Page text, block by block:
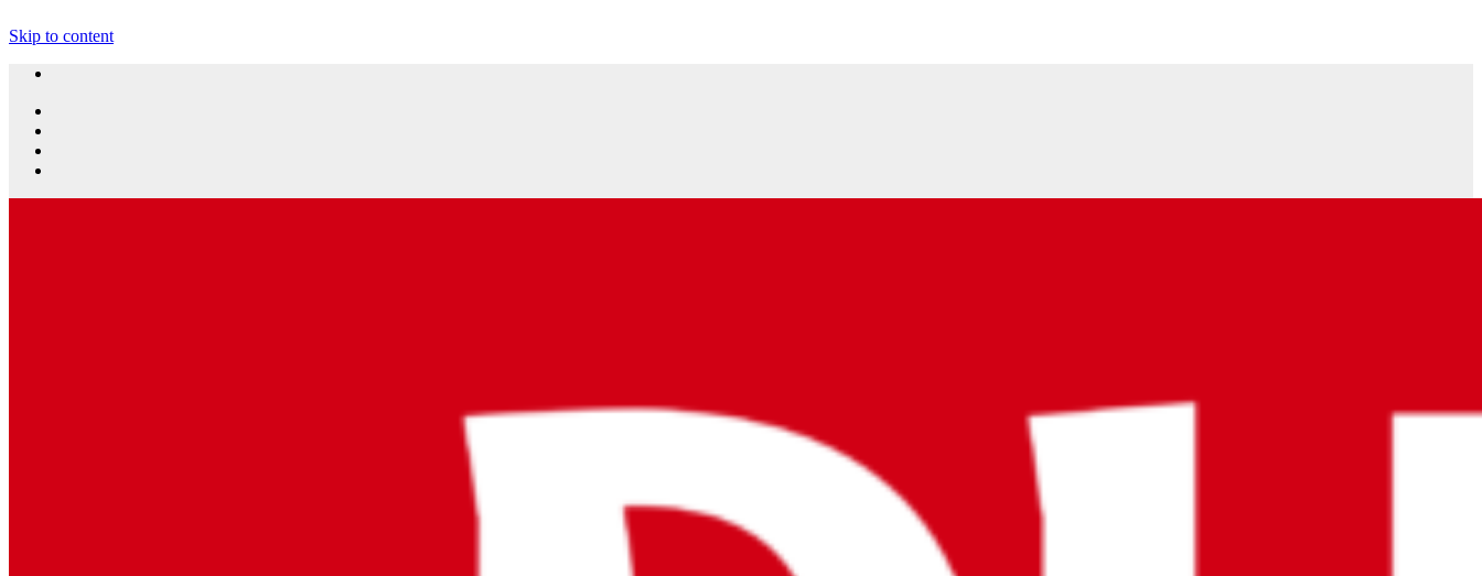
Skip to content